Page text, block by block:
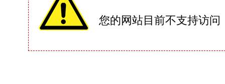
您的网站目前不支持访